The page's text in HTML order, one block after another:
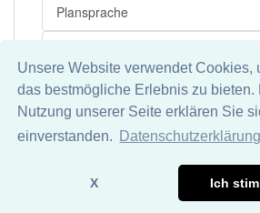
Unsere Website verwendet Cookies,
das bestmögliche Erlebnis zu bieten.
Nutzung unserer Seite erklären Sie
einverstanden.
Datenschutzerklärung
X Ich
Plansprache
Doktor
Datenschutz
Wir übernehmen keine Garantie und
Richtigkeit und Vollständigkeit dieser